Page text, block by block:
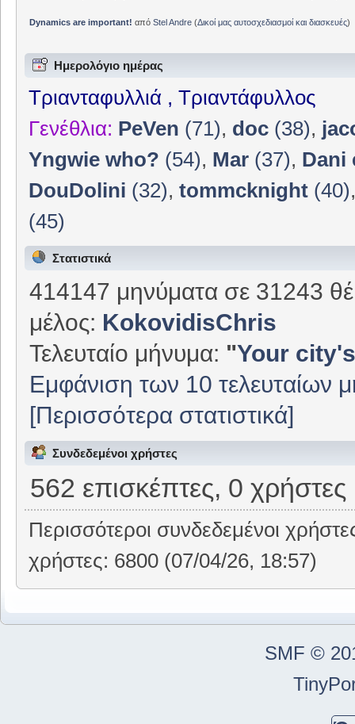
Dynamics are important! από Stel Andre(Δικοί μας αυτοσχεδιασμοί και διασκευές)
Ημερολόγιο ημέρας
Τριανταφυλλιά , Τριαντάφυλλος
Γενέθλια: PeVen (71), doc (38),
Yngwie who? (54), Mar (37), Dani
DouDolini (32),tommcknight (40)
(45)
Στατιστικά
414147 μηνύματα σε 31243
μέλος: KokovidisChris
Τελευταίο μήνυμα: "Your
Εμφάνιση των 10 τελευταίων
[Περισσότερα στατιστικά]
Συνδεδεμένοι χρήστες
562 επισκέπτες, 0 χρήστες
Περισσότεροι συνδεδεμένοι
χρήστες: 6800 (07/04/26, 18:57)
SMF ©